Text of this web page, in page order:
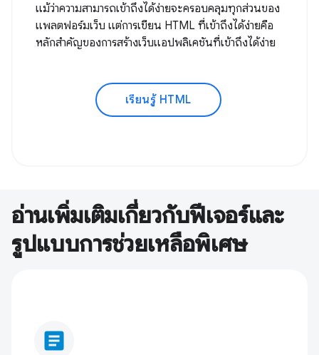
แม้ว่าความสามารถเข้าถึงได้ง่ายจะครอบคลุมทุกส่วนของ
แพลตฟอร์มเว็บ แต่การเขียน HTML ที่เข้าถึงได้ง่ายคือ
หลักสำคัญของการสร้างเว็บแอปพลิเคชันที่เข้าถึงได้ง่าย
เรียนรู้ HTML
อ่านเพิ่มเติมเกี่ยวกับฟีเจอร์และ
รูปแบบการช่วยเหลือพิเศษ
article